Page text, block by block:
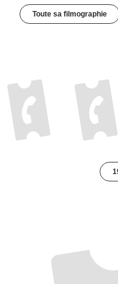
Toute sa filmographie